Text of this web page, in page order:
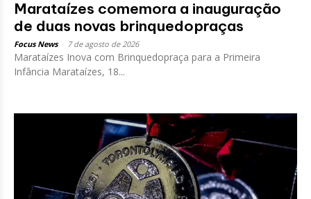
Marataízes comemora a inauguração
de duas novas brinquedopraças
Focus News 7 de agosto de 2026
Marataízes Inova com Brinquedopraça para a Primeira
Infância Marataízes, 18...